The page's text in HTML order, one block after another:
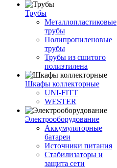
Трубы
Металлопластиковые
трубы
Полипропиленовые
трубы
Трубы из сшитого
полиэтилена
Шкафы коллекторные
UNI-FITT
WESTER
Электрооборудование
Аккумуляторные
батареи
Источники питания
Стабилизаторы и
защита сети